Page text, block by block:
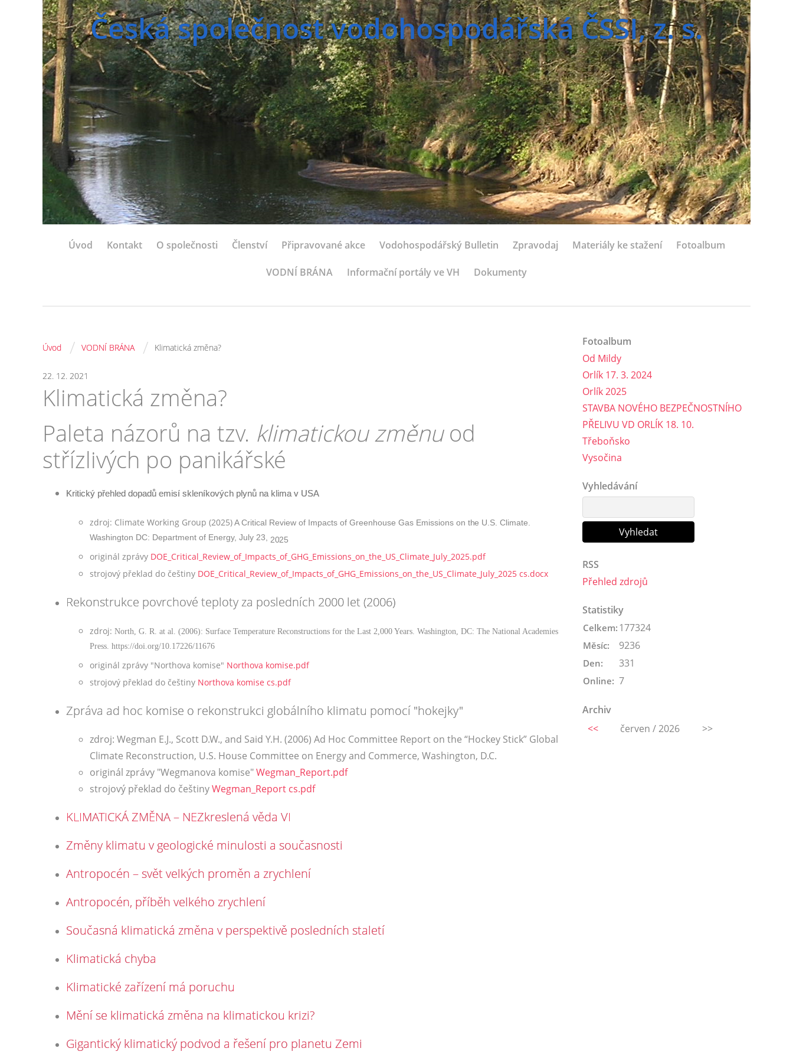
Česká společnost vodohospodářská ČSSI, z. s.
Úvod Kontakt O společnosti Členství Připravované akce Vodohospodářský Bulletin Zpravodaj Materiály ke stažení Fotoalbum
VODNÍ BRÁNA Informační portály ve VH Dokumenty
Úvod / VODNÍ BRÁNA / Klimatická změna?
22. 12. 2021
Klimatická změna?
Paleta názorů na tzv. klimatickou změnuod
střízlivých po panikářské
Kritický přehled dopadů emisí skleníkových plynů na klima v USA
zdroj: Climate Working Group (2025)A Critical Review of Impacts of Greenhouse Gas Emissions on the U.S. Climate.
Washington DC: Department of Energy, July 23, 2025
originál zprávy DOE_Critical_Review_of_Impacts_of_GHG_Emissions_on_the_US_Climate_July_2025.pdf
strojový překlad do češtiny DOE_Critical_Review_of_Impacts_of_GHG_Emissions_on_the_US_Climate_July_2025 cs.docx
Rekonstrukce povrchové teploty za posledních 2000 let (2006)
zdroj: North, G. R. at al. (2006): Surface Temperature Reconstructions for the Last 2,000 Years. Washington, DC: The National Academies
Press. https://doi.org/10.17226/11676
originál zprávy "Northova komise" Northova komise.pdf
strojový překlad do češtiny Northova komise cs.pdf
Zpráva ad hoc komise o rekonstrukci globálního klimatu pomocí "hokejky"
zdroj: Wegman E.J., Scott D.W., and Said Y.H. (2006) Ad Hoc Committee Report on the “Hockey Stick” Global
Climate Reconstruction, U.S. House Committee on Energy and Commerce, Washington, D.C.
originál zprávy "Wegmanova komise"Wegman_Report.pdf
strojový překlad do češtinyWegman_Report cs.pdf
KLIMATICKÁ ZMĚNA – NEZkreslená věda VI
Změny klimatu v geologické minulosti a současnosti
Antropocén – svět velkých proměn a zrychlení
Antropocén, příběh velkého zrychlení
Současná klimatická změna v perspektivě posledních staletí
Klimatická chyba
Klimatické zařízení má poruchu
Mění se klimatická změna na klimatickou krizi?
Gigantický klimatický podvod a řešení pro planetu Zemi
Fotoalbum
Od Mildy
Orlík 17. 3. 2024
Orlík 2025
STAVBA NOVÉHO BEZPEČNOSTNÍHO
PŘELIVU VD ORLÍK 18. 10.
Třeboňsko
Vysočina
Vyhledávání
RSS
Přehled zdrojů
Statistiky
Online: 7
Celkem: 177324
Měsíc: 9236
Den: 331
Archiv
<<
červen / 2026 >>